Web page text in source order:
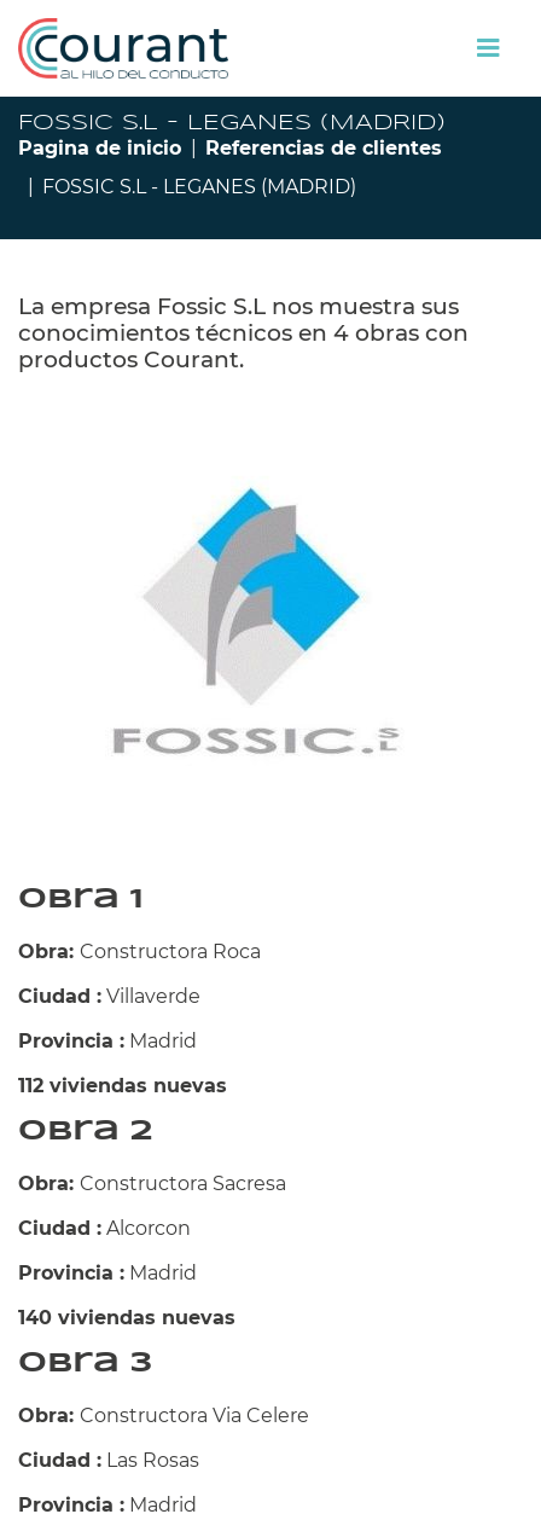
FOSSIC S.L - LEGANES (MADRID)
Pagina de inicio
Referencias de clientes
FOSSIC S.L - LEGANES (MADRID)
La empresa Fossic S.L nos muestra sus
conocimientos técnicos en 4 obras con
productos Courant.
Obra 1
Obra: Constructora Roca
Ciudad : Villaverde
Provincia : Madrid
112 viviendas nuevas
Obra 2
Obra: Constructora Sacresa
Ciudad : Alcorcon
Provincia : Madrid
140 viviendas nuevas
Obra 3
Obra: Constructora Via Celere
Ciudad : Las Rosas
Provincia : Madrid